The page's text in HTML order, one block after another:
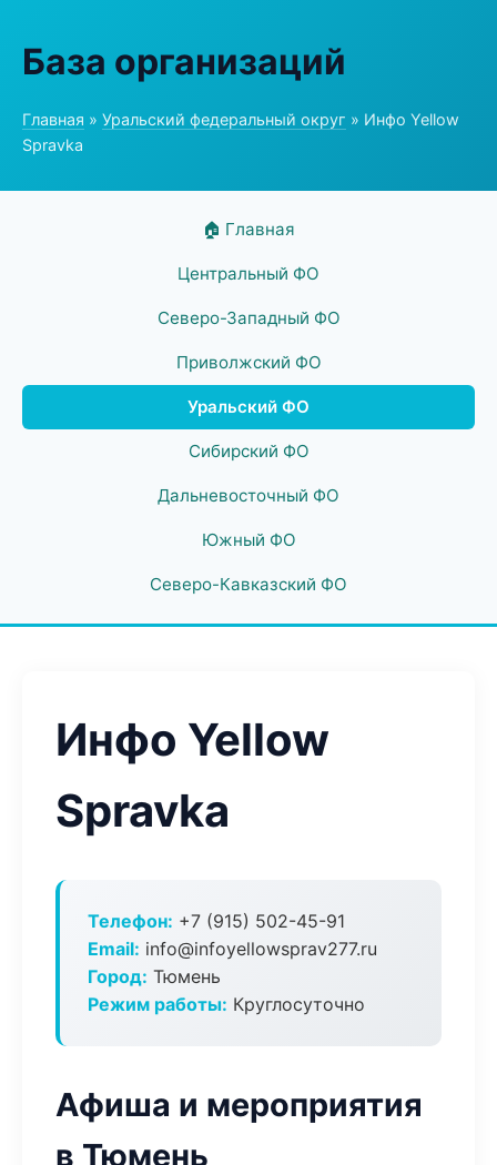
База организаций
Главная » Уральский федеральный округ » Инфо Yellow
Spravka
🏠 Главная
Центральный ФО
Северо-Западный ФО
Приволжский ФО
Уральский ФО
Сибирский ФО
Дальневосточный ФО
Южный ФО
Северо-Кавказский ФО
Инфо Yellow
Spravka
Телефон: +7 (915) 502-45-91
Email: info@infoyellowsprav277.ru
Город: Тюмень
Режим работы: Круглосуточно
Афиша и мероприятия
в Тюмень